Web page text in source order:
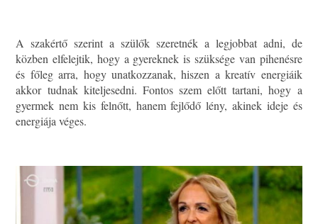
A szakértő szerint a szülők szeretnék a legjobbat adni, de
közben elfelejtik, hogy a gyereknek is szüksége van pihenésre
és főleg arra, hogy unatkozzanak, hiszen a kreatív energiáik
akkor tudnak kiteljesedni. Fontos szem előtt tartani, hogy a
gyermek nem kis felnőtt, hanem fejlődő lény, akinek ideje és
energiája véges.